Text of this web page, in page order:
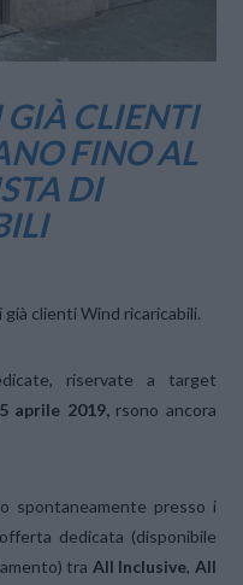
GIÀ CLIENTI
FINO AL
DI
clienti Wind ricaricabili.
riservate a target
aprile 2019,rsono ancora
spontaneamente presso i
dedicata (disponibile
tra All Inclusive, All